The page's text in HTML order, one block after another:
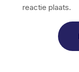
reactie plaats.